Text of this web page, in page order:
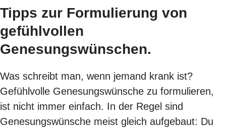
Tipps zur Formulierung von
gefühlvollen
Genesungswünschen.
Was schreibt man, wenn jemand krank ist?
Gefühlvolle Genesungswünsche zu formulieren,
ist nicht immer einfach. In der Regel sind
Genesungswünsche meist gleich aufgebaut: Du